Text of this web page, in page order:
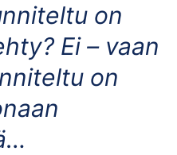
on
Ei – vaan
on